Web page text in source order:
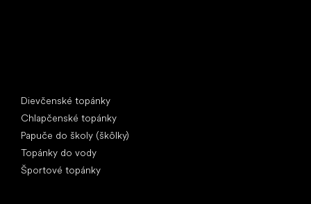
Dievčenské topánky
Chlapčenské topánky
Papuče do školy (škôlky)
Topánky do vody
Športové topánky